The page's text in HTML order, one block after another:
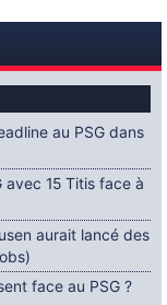
au PSG dans
avec 15 Titis face à
aurait lancé des
face au PSG ?